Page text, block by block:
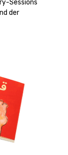
Sessions
der